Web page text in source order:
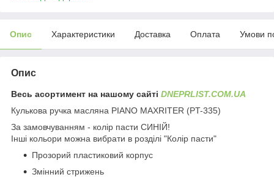
Опис Характеристики Доставка Оплата Умови
Опис
Весь асортимент на нашому сайті DNEPRLIST.COM.UA
Кулькова ручка масляна PIANO MAXRITER (PT-335)
За замовчуванням - колір пасти СИНІЙ!
Інші кольори можна вибрати в розділі "Колір пасти"
Прозорий пластиковий корпус
Змінний стрижень